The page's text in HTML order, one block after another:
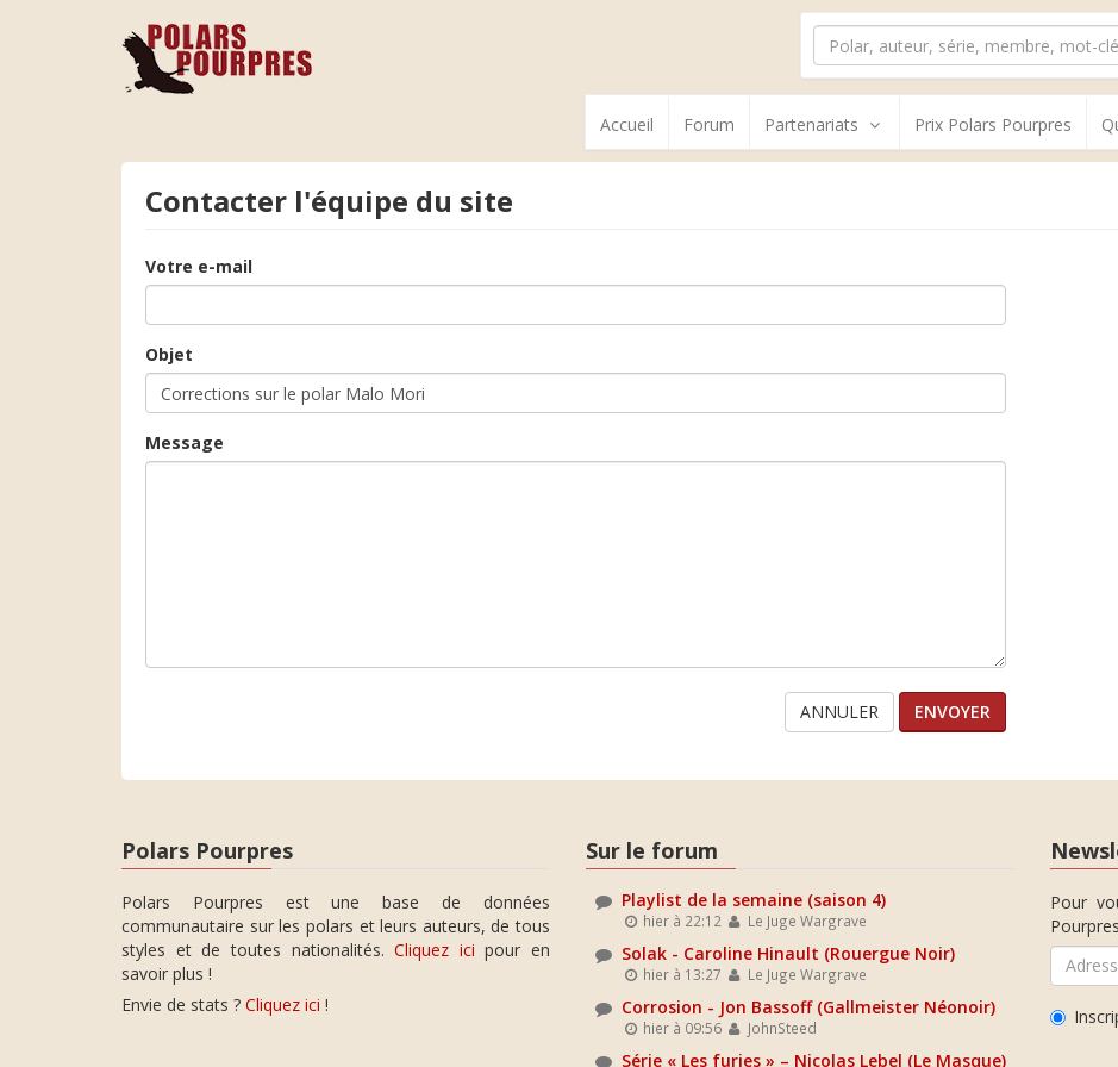
Accueil Forum Partenariats Prix Polars Pourpres
Contacter l'équipe du site
Votre e-mail
Objet
Message
ANNULER
Polars Pourpres
Polars Pourpres est une base de données
communautaire sur les polars et leurs auteurs, de tous
styles et de toutes nationalités.Cliquez ici pour en
savoir plus !
Envie de stats ? Cliquez ici !
Sur le forum
Playlist de la semaine (saison 4)
hier à 22:12 Le Juge Wargrave
Solak - Caroline Hinault (Rouergue Noir)
hier à 13:27 Le Juge Wargrave
Corrosion - Jon Bassoff (Gallmeister Néonoir)
hier à 09:56 JohnSteed
Série « Les furies » – Nicolas Lebel (Le Masque)
Pour